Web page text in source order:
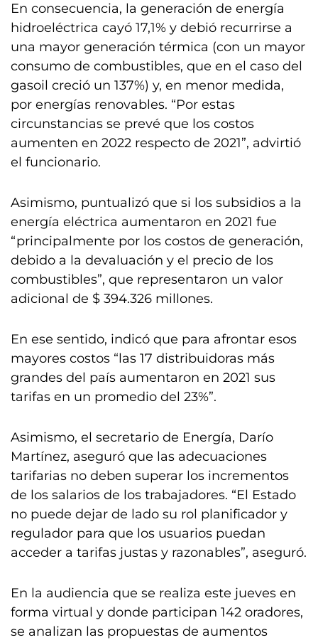
En consecuencia, la generación de energía
hidroeléctrica cayó 17,1% y debió recurrirse a
una mayor generación térmica (con un mayor
consumo de combustibles, que en el caso del
gasoil creció un 137%) y, en menor medida,
por energías renovables. “Por estas
circunstancias se prevé que los costos
aumenten en 2022 respecto de 2021”, advirtió
el funcionario.
Asimismo, puntualizó que si los subsidios a la
energía eléctrica aumentaron en 2021 fue
“principalmente por los costos de generación,
debido a la devaluación y el precio de los
combustibles”, que representaron un valor
adicional de $ 394.326 millones.
En ese sentido, indicó que para afrontar esos
mayores costos “las 17 distribuidoras más
grandes del país aumentaron en 2021 sus
tarifas en un promedio del 23%”.
Asimismo, el secretario de Energía, Darío
Martínez, aseguró que las adecuaciones
tarifarias no deben superar los incrementos
de los salarios de los trabajadores. “El Estado
no puede dejar de lado su rol planificador y
regulador para que los usuarios puedan
acceder a tarifas justas y razonables”, aseguró.
En la audiencia que se realiza este jueves en
forma virtual y donde participan 142 oradores,
se analizan las propuestas de aumentos